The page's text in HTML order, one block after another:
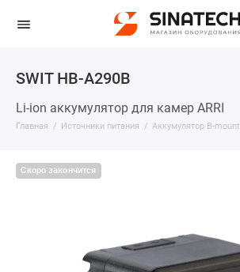
SWIT HB-A290B
Li-ion аккумулятор для камер ARRI
Главная Источники питания Аккумулятор B-mount
Скоро закончится